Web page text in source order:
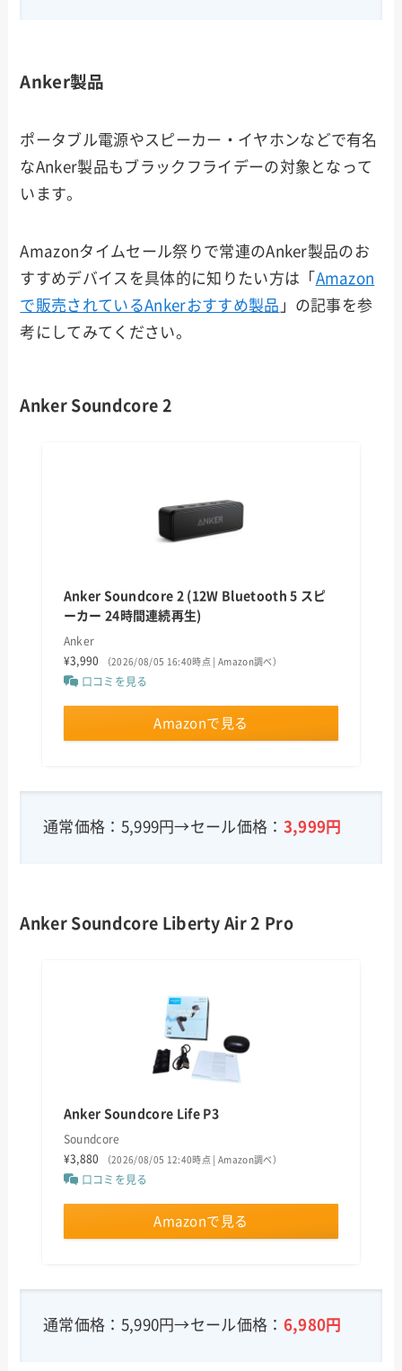
Anker製品
ポータブル電源やスピーカー・イヤホンなどで有名
なAnker製品もブラックフライデーの対象となって
います。
Amazonタイムセール祭りで常連のAnker製品のお
すすめデバイスを具体的に知りたい方は「 Amazon
で販売されているAnkerおすすめ製品 」の記事を参
考にしてみてください。
Anker Soundcore 2
Anker Soundcore 2 (12W Bluetooth 5 スピ
ーカー 24時間連続再生)
Anker
¥3,990
（2026/08/05 16:40時点 | Amazon調べ）
口コミを見る
Amazonで見る
通常価格：5,999円→セール価格： 3,999円
Anker Soundcore Liberty Air 2 Pro
Anker Soundcore Life P3
Soundcore
¥3,880
（2026/08/05 12:40時点 | Amazon調べ）
口コミを見る
Amazonで見る
通常価格：5,990円→セール価格： 6,980円